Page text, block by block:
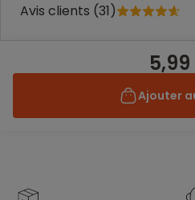
Avis clients (31)
Ajouter